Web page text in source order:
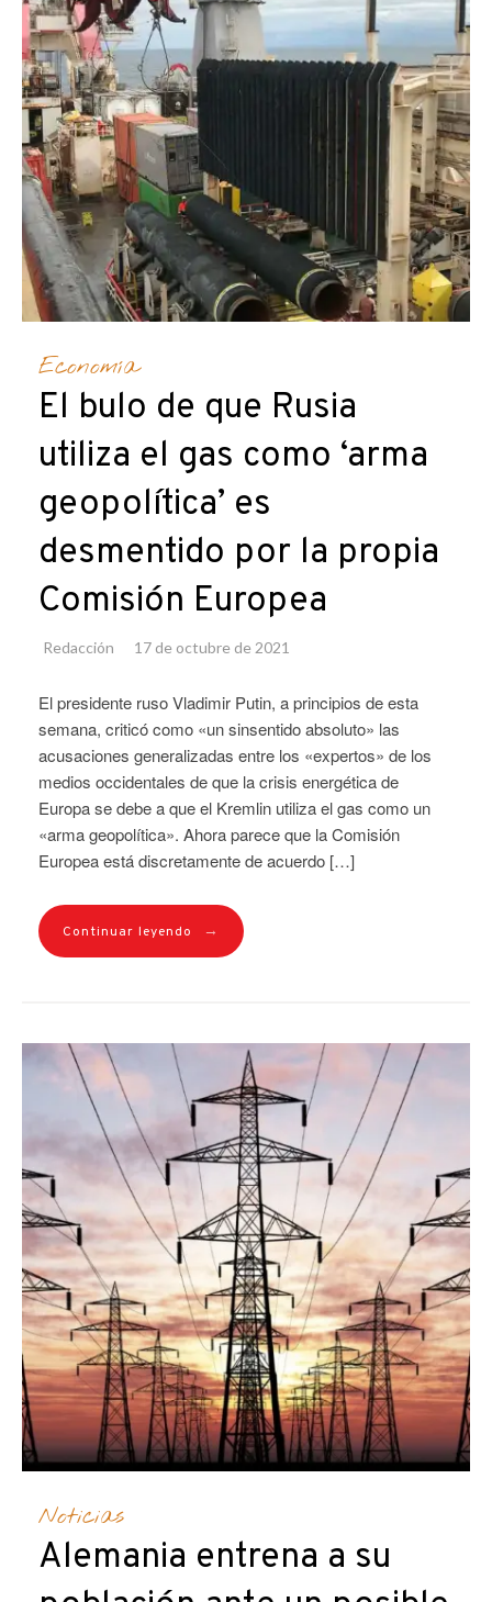
Economía
El bulo de que Rusia
utiliza el gas como ‘arma
geopolítica’ es
desmentido por la propia
Comisión Europea
Redacción 17 de octubre de 2021
El presidente ruso Vladimir Putin, a principios de esta
semana, criticó como «un sinsentido absoluto» las
acusaciones generalizadas entre los «expertos» de los
medios occidentales de que la crisis energética de
Europa se debe a que el Kremlin utiliza el gas como un
«arma geopolítica». Ahora parece que la Comisión
Europea está discretamente de acuerdo […]
Continuar leyendo →
Noticias
Alemania entrena a su